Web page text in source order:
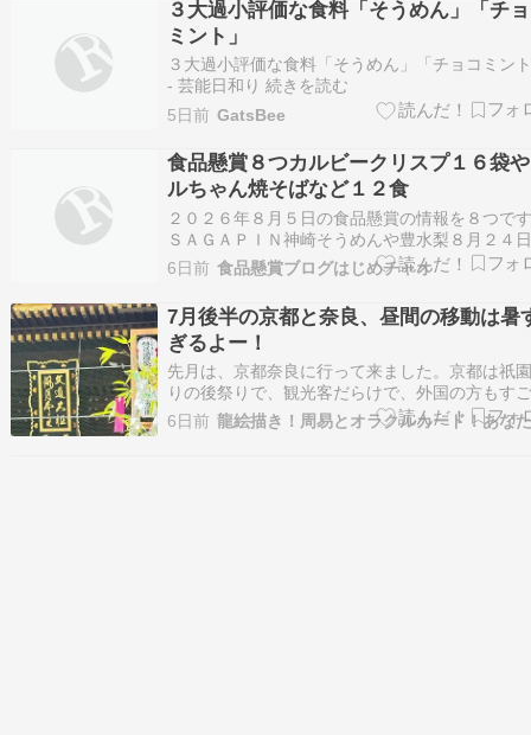
３大過小評価な食料「そうめん」「チ
ミント」
３大過小評価な食料「そうめん」「チョコミン
- 芸能日和り 続きを読む
5日前 GatsBee
食品懸賞８つカルビークリスプ１６袋
ルちゃん焼そばなど１２食
２０２６年８月５日の食品懸賞の情報を８つで
ＳＡＧＡＰＩＮ神崎そうめんや豊水梨８月２４
時、１２名、クイズ解答必要・ニトリ×三幸製菓
の宿ブランドを詰め合わたコラボスペシャル８
日、１０名、ｘ必要・ガーナチョコレートガー
ョコ&クッキーサンド１０個８月６日、３０名、
必要…
6日前 食品懸賞ブログはじめチャオ
7月後半の京都と奈良、昼間の移動は暑
ぎるよー！
先月は、京都奈良に行って来ました。京都は祇
りの後祭りで、観光客だらけで、外国の方もす
多かった用事を済ませて、北野天満宮だけ参拝
きました古札返せたし。沢山の七夕飾りが綺麗
6日前